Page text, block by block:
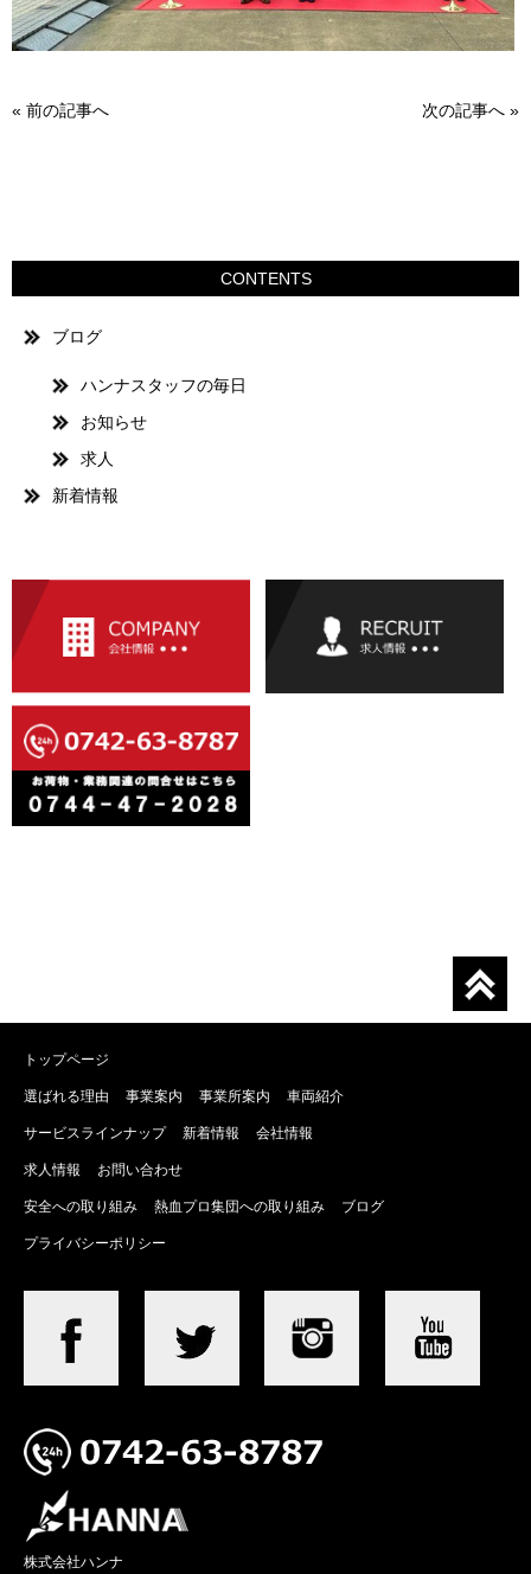
« 前の記事へ 次の記事へ »
CONTENTS
ブログ
ハンナスタッフの毎日
お知らせ
求人
新着情報
トップページ
選ばれる理由 事業案内 事業所案内 車両紹介
サービスラインナップ 新着情報 会社情報
求人情報 お問い合わせ
安全への取り組み 熱血プロ集団への取り組み ブログ
プライバシーポリシー
株式会社ハンナ